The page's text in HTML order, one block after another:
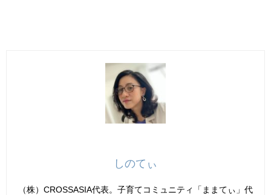
しのてぃ
（株）CROSSASIA代表。子育てコミュニティ「ままてぃ」代